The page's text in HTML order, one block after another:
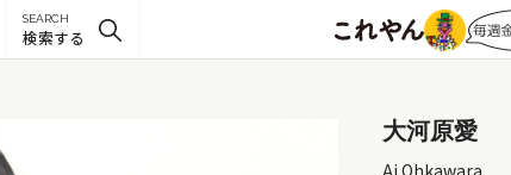
SEARCH
検索する
大河原愛
Ai Ohkawara